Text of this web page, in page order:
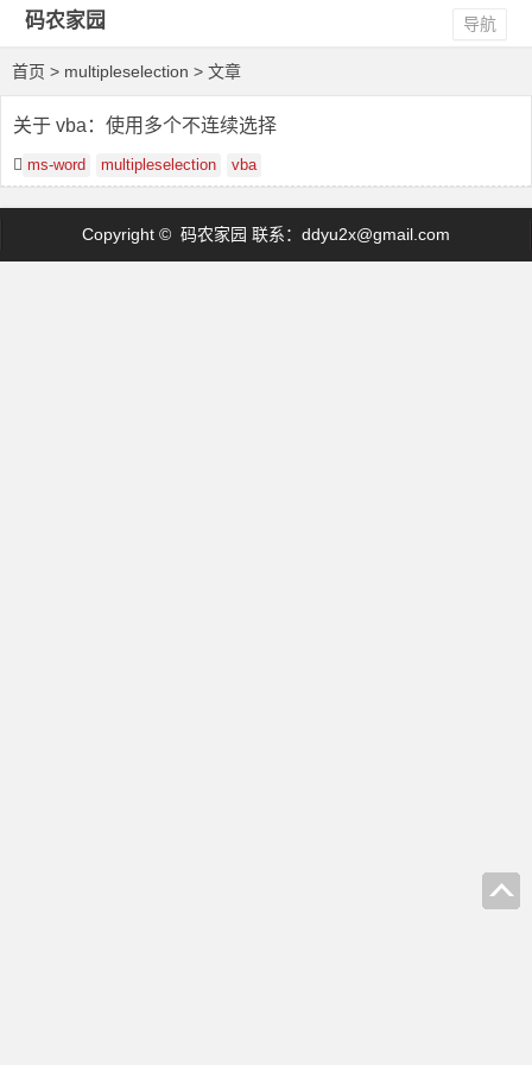
码农家园 导航
首页 > multipleselection > 文章
关于 vba：使用多个不连续选择
ms-word multipleselection vba
Copyright © 码农家园 联系： ddyu2x@gmail.com